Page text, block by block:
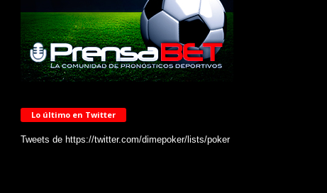
Lo último en Twitter
Tweets de https://twitter.com/dimepoker/lists/poker